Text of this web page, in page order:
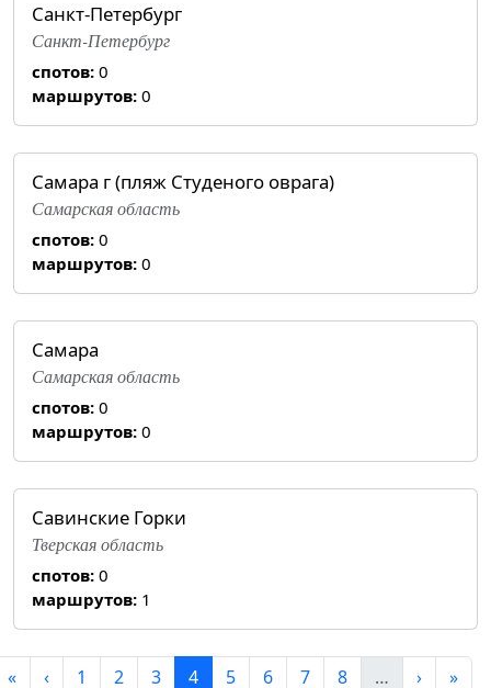
Санкт-Петербург
Санкт-Петербург
спотов: 0
маршрутов: 0
Самара г (пляж Студеного оврага)
Самарская область
спотов: 0
маршрутов: 0
Самара
Самарская область
спотов: 0
маршрутов: 0
Савинские Горки
Тверская область
спотов: 0
маршрутов: 1
« ‹ 1 2 3 4 5 6 7 8 … › »